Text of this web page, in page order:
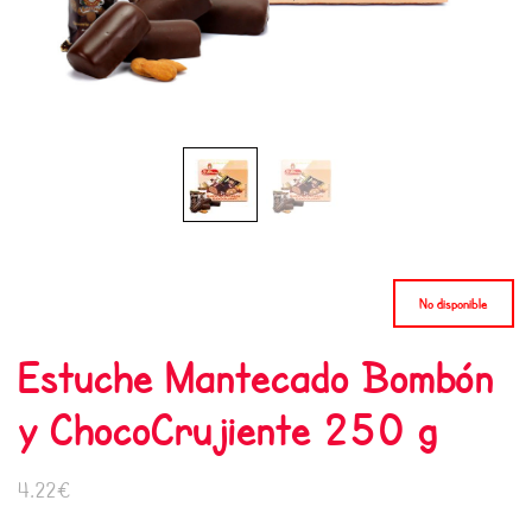
No disponible
Estuche Mantecado Bombón
y ChocoCrujiente 250 g
4.22€